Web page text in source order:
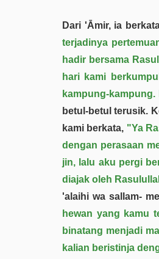
Dari 'Āmir, ia
terjadinya
hadir bersama
hari kami
kampung-
betul-betul terusik.
kami berkata, "Ya
dengan perasaan
jin, lalu aku pergi
diajak oleh
'alaihi wa sallam-
hewan yang kamu
binatang menjadi
kalian beristinja